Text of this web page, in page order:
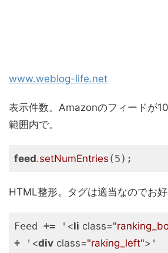
www.weblog-life.net
表示件数。Amazonのフィードが
範囲内で。
feed.setNumEntries (5);
HTML整形。タグは適当なのでお好
Feed += ' <li class=
+ ' <div class="raking_left"> '